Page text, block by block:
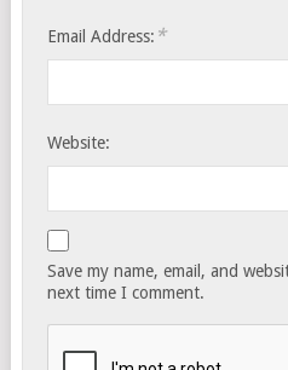
Email Address: *
Website:
Save my name, email, and
next time I comment.